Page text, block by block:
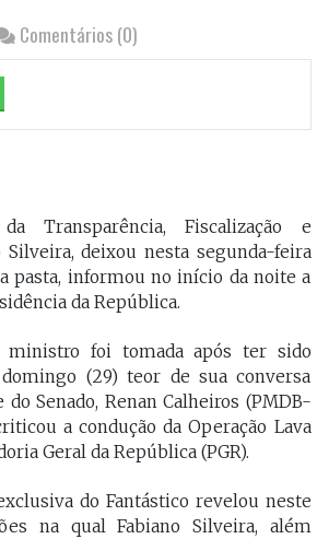
Comentários (0)
Transparência, Fiscalização e
Silveira, deixou nesta segunda-feira
pasta, informou no início da noite a
da República.
ministro foi tomada após ter sido
(29) teor de sua conversa
Senado, Renan Calheiros (PMDB-
a condução da Operação Lava
Geral da República (PGR).
do Fantástico revelou neste
na qual Fabiano Silveira, além